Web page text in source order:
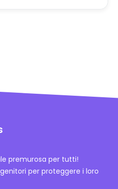
premurosa per tutti!
per proteggere i loro